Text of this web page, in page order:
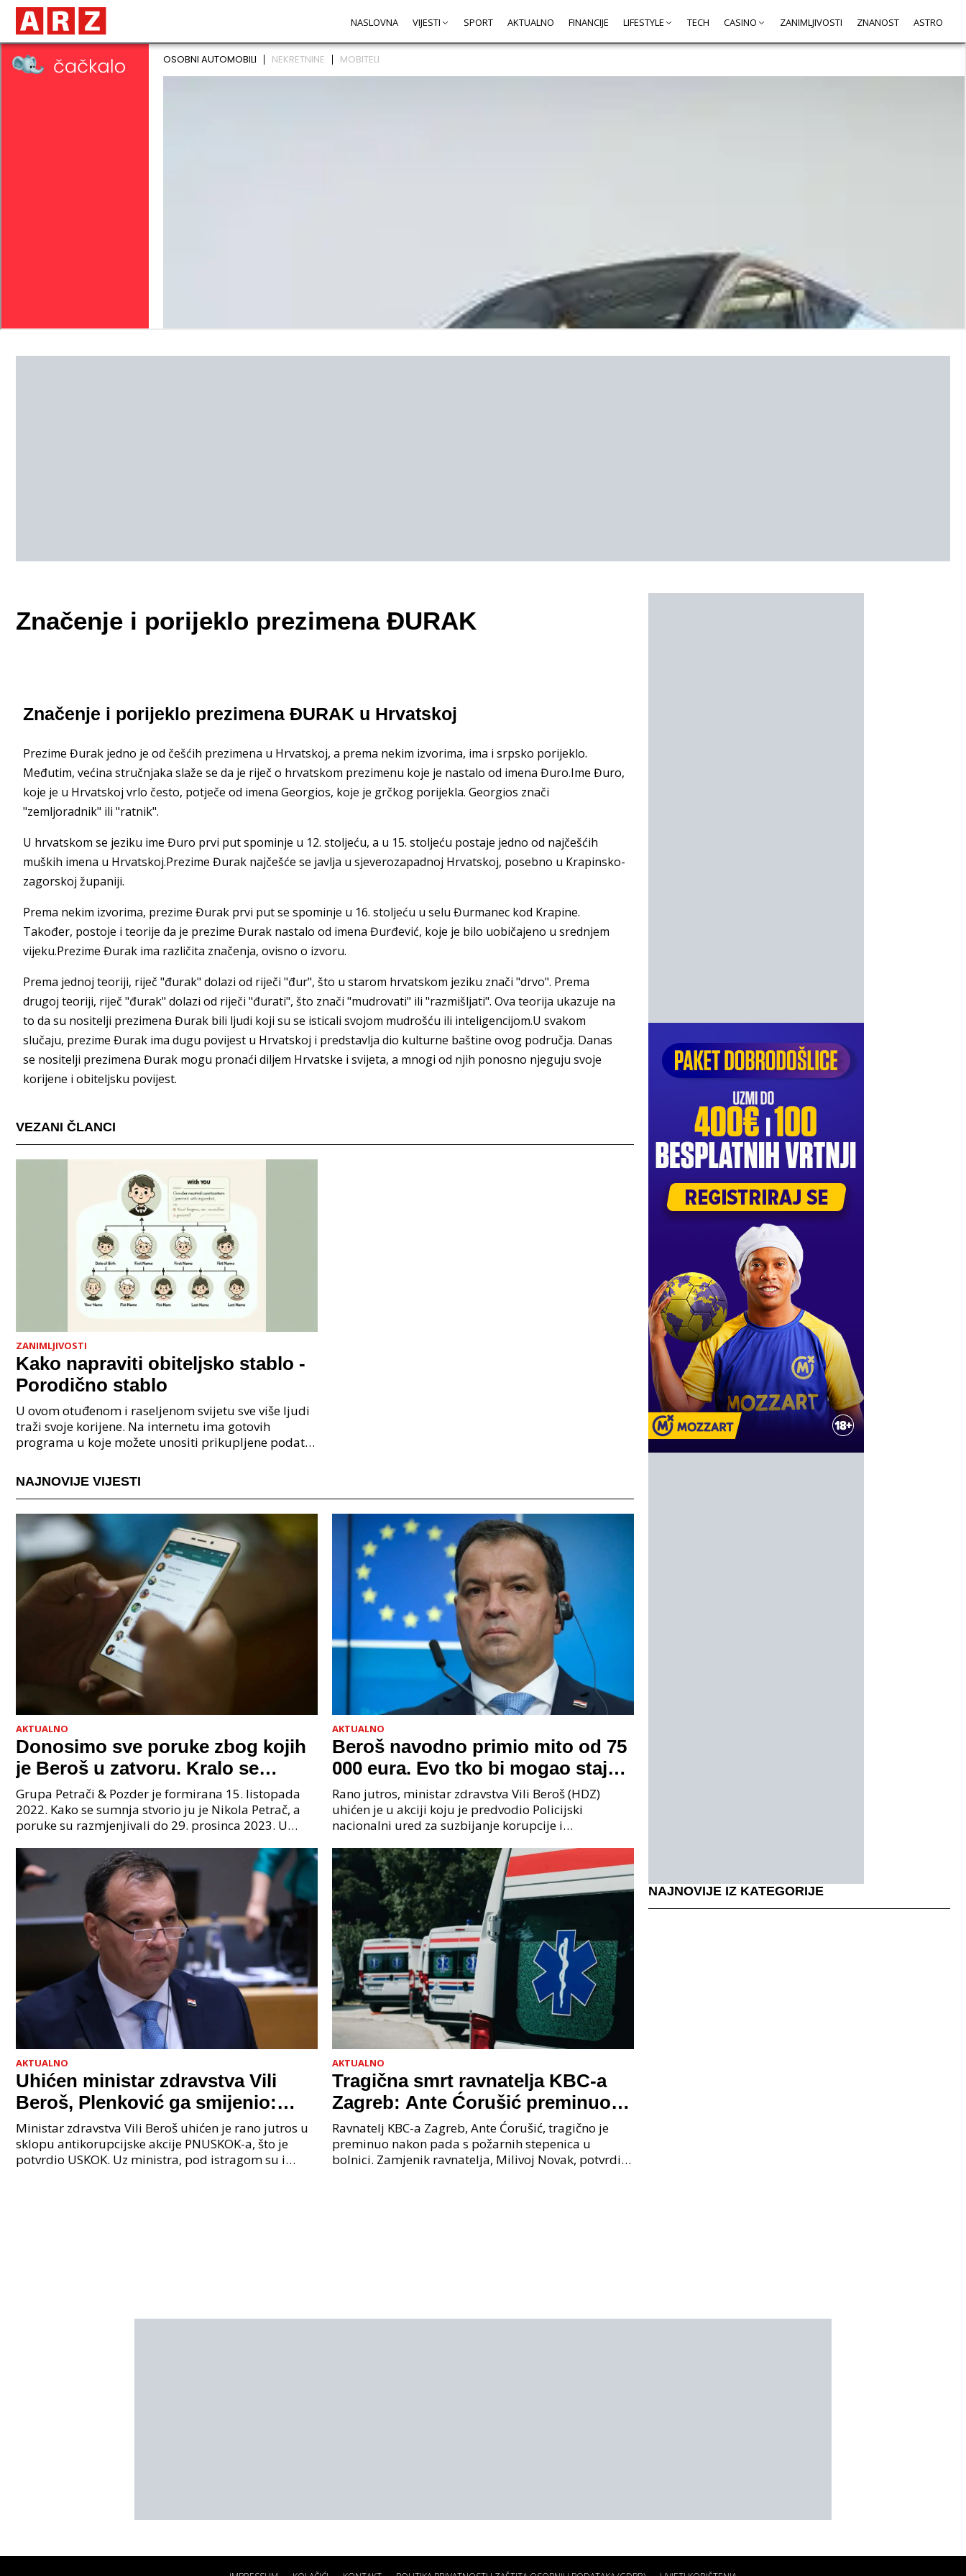
NASLOVNA VIJESTI SPORT AKTUALNO FINANCIJE LIFESTYLE TECH CASINO ZANIMLJIVOSTI ZNANOST ASTRO
Značenje i porijeklo prezimena ĐURAK
Značenje i porijeklo prezimena ĐURAK u Hrvatskoj
Prezime Đurak jedno je od češćih prezimena u Hrvatskoj, a prema nekim izvorima, ima i srpsko porijeklo.
Međutim, većina stručnjaka slaže se da je riječ o hrvatskom prezimenu koje je nastalo od imena Đuro.Ime Đuro,
koje je u Hrvatskoj vrlo često, potječe od imena Georgios, koje je grčkog porijekla. Georgios znači
"zemljoradnik" ili "ratnik".
U hrvatskom se jeziku ime Đuro prvi put spominje u 12. stoljeću, a u 15. stoljeću postaje jedno od najčešćih
muških imena u Hrvatskoj.Prezime Đurak najčešće se javlja u sjeverozapadnoj Hrvatskoj, posebno u Krapinsko-
zagorskoj županiji.
Prema nekim izvorima, prezime Đurak prvi put se spominje u 16. stoljeću u selu Đurmanec kod Krapine.
Također, postoje i teorije da je prezime Đurak nastalo od imena Đurđević, koje je bilo uobičajeno u srednjem
vijeku.Prezime Đurak ima različita značenja, ovisno o izvoru.
Prema jednoj teoriji, riječ "đurak" dolazi od riječi "đur", što u starom hrvatskom jeziku znači "drvo". Prema
drugoj teoriji, riječ "đurak" dolazi od riječi "đurati", što znači "mudrovati" ili "razmišljati". Ova teorija ukazuje na
to da su nositelji prezimena Đurak bili ljudi koji su se isticali svojom mudrošću ili inteligencijom.U svakom
slučaju, prezime Đurak ima dugu povijest u Hrvatskoj i predstavlja dio kulturne baštine ovog područja. Danas
se nositelji prezimena Đurak mogu pronaći diljem Hrvatske i svijeta, a mnogi od njih ponosno njeguju svoje
korijene i obiteljsku povijest.
VEZANI ČLANCI
ZANIMLJIVOSTI
Kako napraviti obiteljsko stablo -
Porodično stablo
U ovom otuđenom i raseljenom svijetu sve više ljudi
traži svoje korijene. Na internetu ima gotovih
programa u koje možete unositi prikupljene podatke
NAJNOVIJE VIJESTI
AKTUALNO
Donosimo sve poruke zbog kojih
je Beroš u zatvoru. Kralo se
godinama. Tko će iz vlade biti
sljedeći uhićen?
Grupa Petrači & Pozder je formirana 15. listopada
2022. Kako se sumnja stvorio ju je Nikola Petrač, a
poruke su razmjenjivali do 29. prosinca 2023. U
AKTUALNO
Beroš navodno primio mito od 75
000 eura. Evo tko bi mogao stajati
na čelu zločinačkog udruženja
Rano jutros, ministar zdravstva Vili Beroš (HDZ)
uhićen je u akciji koju je predvodio Policijski
nacionalni ured za suzbijanje korupcije i
priopćenju USKOK
AKTUALNO
Uhićen ministar zdravstva Vili
Beroš, Plenković ga smijenio:
Istraga USKOK-a zbog korupcije
Ministar zdravstva Vili Beroš uhićen je rano jutros u
sklopu antikorupcijske akcije PNUSKOK-a, što je
potvrdio USKOK. Uz ministra, pod istragom su i
AKTUALNO
Tragična smrt ravnatelja KBC-a
Zagreb: Ante Ćorušić preminuo
nakon pada u bolnici, policija na
mjestu događaja
Ravnatelj KBC-a Zagreb, Ante Ćorušić, tragično je
preminuo nakon pada s požarnih stepenica u
bolnici. Zamjenik ravnatelja, Milivoj Novak, potvrdio
NAJNOVIJE IZ KATEGORIJE